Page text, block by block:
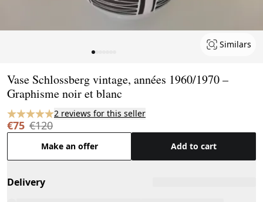
Similars
Vase Schlossberg vintage, années 1960/1970 –
Graphisme noir et blanc
2 reviews for this seller
€75 €120
Make an offer Add to cart
Delivery